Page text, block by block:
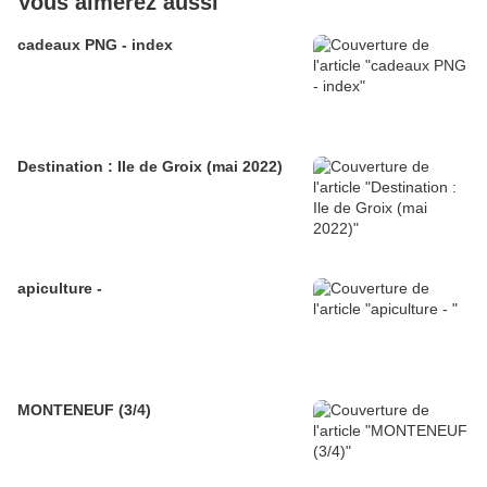
cadeaux PNG - index
Destination : Ile de Groix (mai 2022)
apiculture -
MONTENEUF (3/4)